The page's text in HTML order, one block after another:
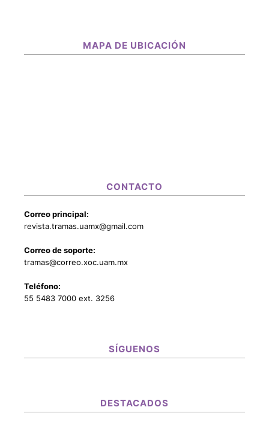
MAPA DE UBICACIÓN
CONTACTO
Correo principal:
revista.tramas.uamx@gmail.com
Correo de soporte:
tramas@correo.xoc.uam.mx
Teléfono:
55 5483 7000 ext. 3256
SÍGUENOS
DESTACADOS